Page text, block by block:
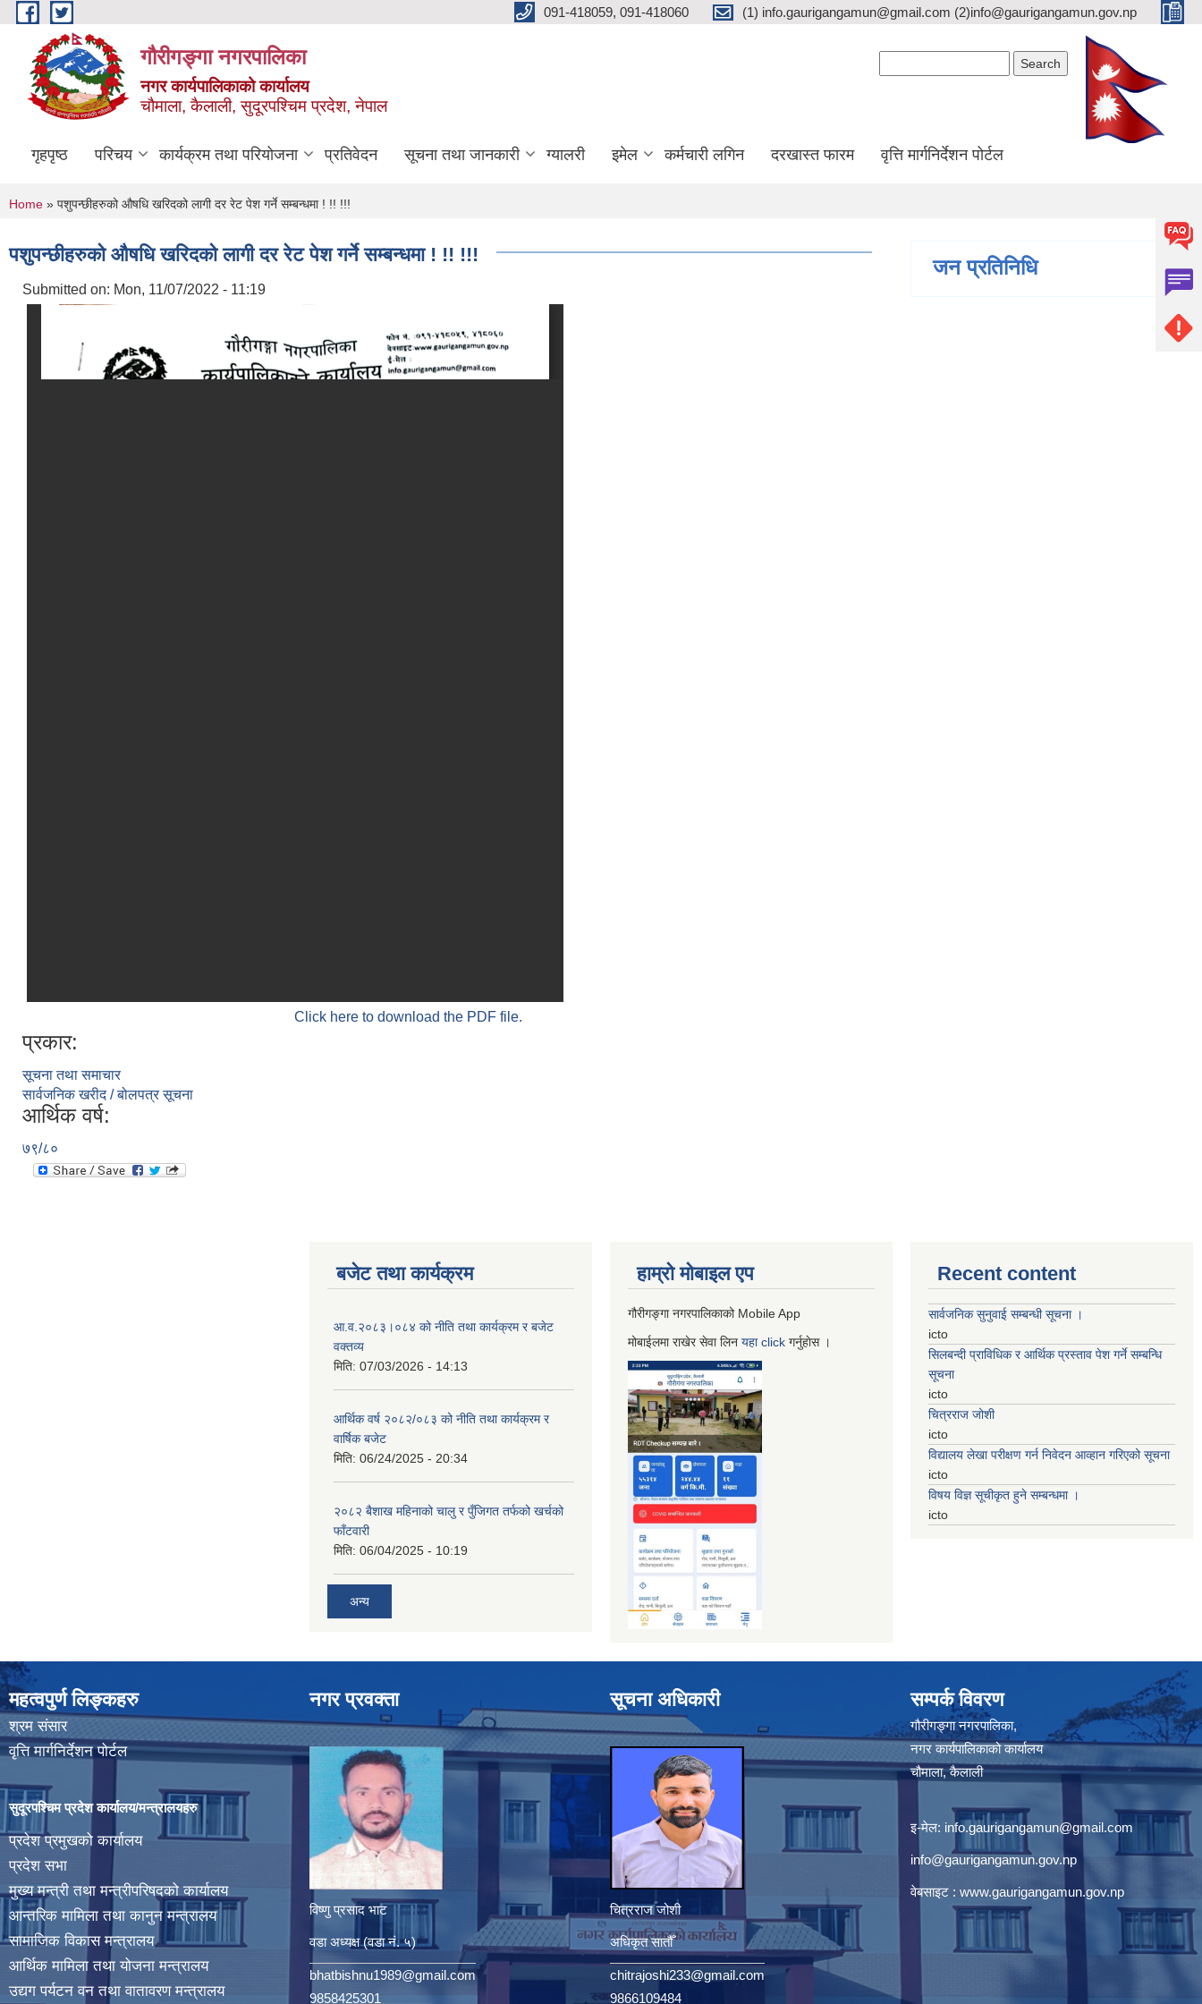
Skip to main content 091-418059, 091-418060 (1) info.gaurigangamun@gmail.com (2)info@gaurigangamun.gov.np
गौरीगङ्गा नगरपालिका
नगर कार्यपालिकाको कार्यालय
चौमाला, कैलाली, सुदूरपश्चिम प्रदेश, नेपाल
गृहपृष्ठ परिचय कार्यक्रम तथा परियोजना प्रतिवेदन सूचना तथा जानकारी ग्यालरी इमेल कर्मचारी लगिन दरखास्त फारम वृत्ति मार्गनिर्देशन पोर्टल
You are here
Home » पशुपन्छीहरुको औषधि खरिदको लागी दर रेट पेश गर्ने सम्बन्धमा ! !! !!!
पशुपन्छीहरुको औषधि खरिदको लागी दर रेट पेश गर्ने सम्बन्धमा ! !! !!!
Submitted on: Mon, 11/07/2022 - 11:19
Click here to download the PDF file.
प्रकार:
सूचना तथा समाचार
सार्वजनिक खरीद / बोलपत्र सूचना
आर्थिक वर्ष:
७९/८०
जन प्रतिनिधि
बजेट तथा कार्यक्रम
आ.व.२०८३।०८४ को नीति तथा कार्यक्रम र बजेट
वक्तव्य
मिति: 07/03/2026 - 14:13
आर्थिक वर्ष २०८२/०८३ को नीति तथा कार्यक्रम र
वार्षिक बजेट
मिति: 06/24/2025 - 20:34
२०८२ बैशाख महिनाको चालु र पुँजिगत तर्फको खर्चको
फाँटवारी
मिति: 06/04/2025 - 10:19
अन्य
हाम्रो माेबाइल एप
गौरीगङ्गा नगरपालिकाको Mobile App
मोबाईलमा राखेर सेवा लिन यहाclick गर्नुहाेस ।
Recent content
सार्वजनिक सुनुवाई सम्बन्धी सूचना ।
icto
सिलबन्दी प्राविधिक र आर्थिक प्रस्ताव पेश गर्ने सम्बन्धि
सूचना
icto
चित्रराज जोशी
icto
विद्यालय लेखा परीक्षण गर्न निवेदन आव्हान गरिएको सूचना
icto
विषय विज्ञ सूचीकृत हुने सम्बन्धमा ।
icto
महत्वपुर्ण लिङ्कहरु
श्रम संसार
वृत्ति मार्गनिर्देशन पोर्टल
सुदूरपश्चिम प्रदेश कार्यालय/मन्त्रालयहरु
प्रदेश प्रमुखको कार्यालय
प्रदेश सभा
मुख्य मन्त्री तथा मन्त्रीपरिषदको कार्यालय
आन्तरिक मामिला तथा कानुन मन्त्रालय
सामाजिक विकास मन्त्रालय
आर्थिक मामिला तथा योजना मन्त्रालय
उद्यग पर्यटन वन तथा वातावरण मन्त्रालय
नगर प्रवक्ता
विष्णु प्रसाद भाट
वडा अध्यक्ष (वडा नं. ५)
bhatbishnu1989@gmail.com
9858425301
सूचना अधिकारी
चित्रराज जोशी
अधिकृत सातौँ
chitrajoshi233@gmail.com
9866109484
सम्पर्क विवरण
गौरीगङ्गा नगरपालिका,
नगर कार्यपालिकाको कार्यालय
चौमाला, कैलाली
इ-मेल: info.gaurigangamun@gmail.com
info@gaurigangamun.gov.np
वेबसाइट : www.gaurigangamun.gov.np